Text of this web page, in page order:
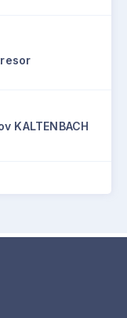
KALTENBACH